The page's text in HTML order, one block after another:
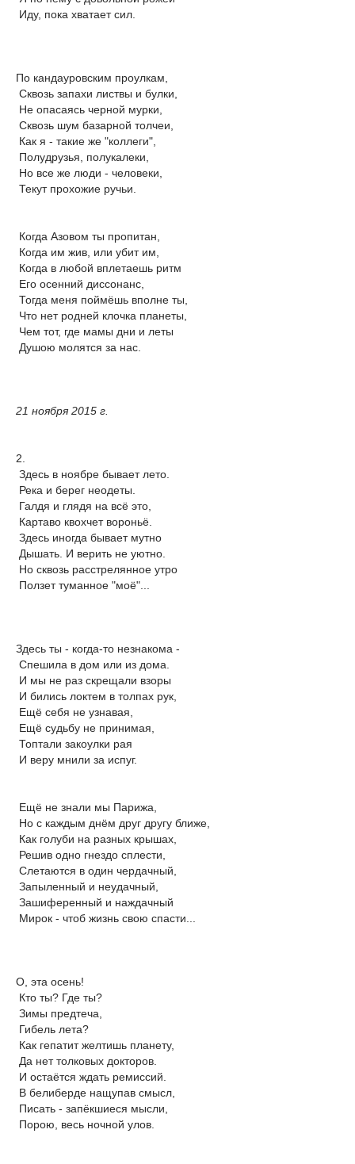
Иду, пока хватает сил.
По кандауровским проулкам,
Сквозь запахи листвы и булки,
Не опасаясь черной мурки,
Сквозь шум базарной толчеи,
Как я - такие же "коллеги",
Полудрузья, полукалеки,
Но все же люди - человеки,
Текут прохожие ручьи.
Когда Азовом ты пропитан,
Когда им жив, или убит им,
Когда в любой вплетаешь ритм
Его осенний диссонанс,
Тогда меня поймёшь вполне ты,
Что нет родней клочка планеты,
Чем тот, где мамы дни и леты
Душою молятся за нас.
21 ноября 2015 г.
2.
Здесь в ноябре бывает лето.
Река и берег неодеты.
Галдя и глядя на всё это,
Картаво квохчет вороньё.
Здесь иногда бывает мутно
Дышать. И верить не уютно.
Но сквозь расстрелянное утро
Ползет туманное "моё"...
Здесь ты - когда-то незнакома -
Спешила в дом или из дома.
И мы не раз скрещали взоры
И бились локтем в толпах рук,
Ещё себя не узнавая,
Ещё судьбу не принимая,
Топтали закоулки рая
И веру мнили за испуг.
Ещё не знали мы Парижа,
Но с каждым днём друг другу ближе,
Как голуби на разных крышах,
Решив одно гнездо сплести,
Слетаются в один чердачный,
Запыленный и неудачный,
Зашиференный и наждачный
Мирок - чтоб жизнь свою спасти...
О, эта осень!
Кто ты? Где ты?
Зимы предтеча,
Гибель лета?
Как гепатит желтишь планету,
Да нет толковых докторов.
И остаётся ждать ремиссий.
В белиберде нащупав смысл,
Писать - запёкшиеся мысли,
Порою, весь ночной улов.